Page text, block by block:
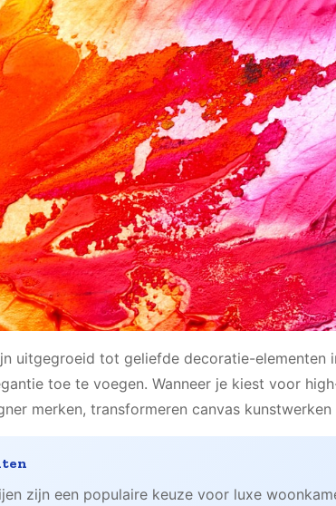
uitgegroeid tot geliefde decoratie-elementen
toe te voegen. Wanneer je kiest voor
merken, transformeren canvas
zijn een populaire keuze voor luxe